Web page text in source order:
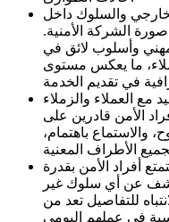
والسلوك داخل
الشركة الأمنية.
وأسلوب لائق في
ما يعكس مستوى
مع العملاء والزملاء
الأمن قادرين على
والاستماع باهتمام،
أفراد الأمن بقدرة
عن أي سلوك غير
للتفاصيل تعد من